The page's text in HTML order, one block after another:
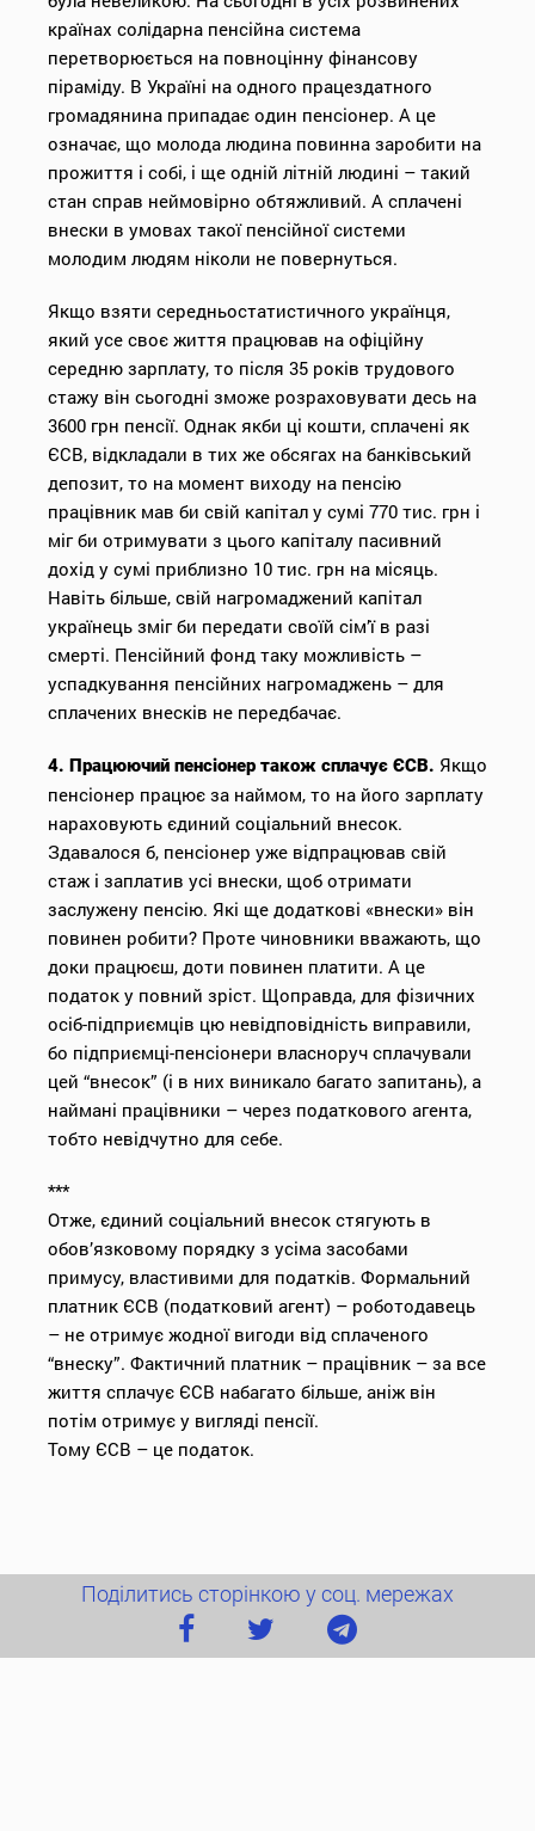
країнах солідарна пенсійна система
перетворюється на повноцінну фінансову
піраміду. В Україні на одного працездатного
громадянина припадає один пенсіонер. А це
означає, що молода людина повинна заробити на
прожиття і собі, і ще одній літній людині – такий
стан справ неймовірно обтяжливий. А сплачені
внески в умовах такої пенсійної системи
молодим людям ніколи не повернуться.
Якщо взяти середньостатистичного українця,
який усе своє життя працював на офіційну
середню зарплату, то після 35 років трудового
стажу він сьогодні зможе розраховувати десь на
3600 грн пенсії. Однак якби ці кошти, сплачені як
ЄСВ, відкладали в тих же обсягах на банківський
депозит, то на момент виходу на пенсію
працівник мав би свій капітал у сумі 770 тис. грн і
міг би отримувати з цього капіталу пасивний
дохід у сумі приблизно 10 тис. грн на місяць.
Навіть більше, свій нагромаджений капітал
українець зміг би передати своїй сім’ї в разі
смерті. Пенсійний фонд таку можливість –
успадкування пенсійних нагромаджень – для
сплачених внесків не передбачає.
4. Працюючий пенсіонер також сплачує ЄСВ. Якщо
пенсіонер працює за наймом, то на його зарплату
нараховують єдиний соціальний внесок.
Здавалося б, пенсіонер уже відпрацював свій
стаж і заплатив усі внески, щоб отримати
заcлужену пенсію. Які ще додаткові «внески» він
повинен робити? Проте чиновники вважають, що
доки працюєш, доти повинен платити. А це
податок у повний зріст. Щоправда, для фізичних
осіб-підприємців цю невідповідність виправили,
бо підприємці-пенсіонери власноруч сплачували
цей “внесок” (і в них виникало багато запитань), а
наймані працівники – через податкового агента,
тобто невідчутно для себе.
***
Отже, єдиний соціальний внесок стягують в
обов’язковому порядку з усіма засобами
примусу, властивими для податків. Формальний
платник ЄСВ (податковий агент) – роботодавець
– не отримує жодної вигоди від сплаченого
“внеску”. Фактичний платник – працівник – за все
життя сплачує ЄСВ набагато більше, аніж він
потім отримує у вигляді пенсії.
Тому ЄСВ – це податок.
Поділитись сторінкою у соц. мережах